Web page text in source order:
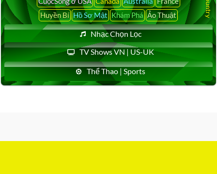
Huyền Bí Hồ Sơ Mật Khám Phá Ảo Thuật
Nhạc Chọn Lọc
TV Shows VN | US-UK
Thể Thao | Sports